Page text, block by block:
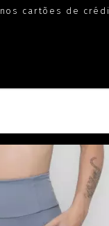
nos cartões de